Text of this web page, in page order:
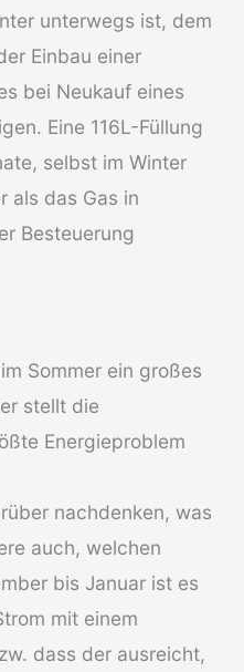
unterwegs ist, dem
Einbau einer
bei Neukauf eines
Eine 116L-Füllung
selbst im Winter
als das Gas in
Besteuerung
Sommer ein großes
stellt die
Energieproblem
nachdenken, was
auch, welchen
bis Januar ist es
mit einem
dass der ausreicht,